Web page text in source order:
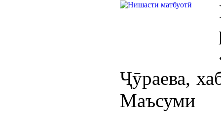
Ҷӯраева,
Маъсуми